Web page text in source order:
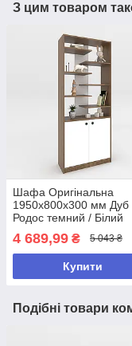
З цим товаром
Шафа Оригінальна
1950х800х300 мм Дуб
Родос темний / Білий
4 689,99 ₴ 5 043 ₴
Купити
Подібні товари